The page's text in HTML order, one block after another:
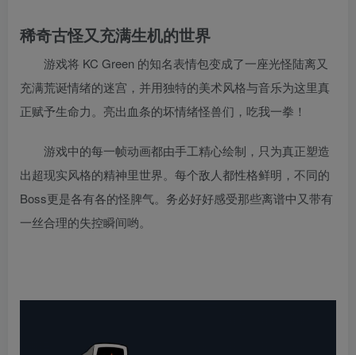
稀奇古怪又充满生机的世界
游戏将 KC Green 的知名表情包变成了一座光怪陆离又
充满荒诞情绪的迷宫，并用独特的美术风格与音乐为这里真
正赋予生命力。亮出血条的坏情绪怪兽们，吃我一拳！
游戏中的每一帧动画都由手工精心绘制，只为真正塑造
出超现实风格的精神里世界。每个敌人都性格鲜明，不同的
Boss更是各有各的怪脾气。务必好好感受那些离谱中又带有
一丝合理的失控瞬间哟。